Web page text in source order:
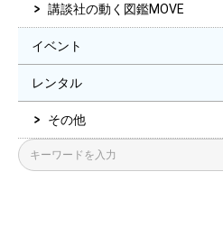
講談社の動く図鑑MOVE
イベント
レンタル
その他